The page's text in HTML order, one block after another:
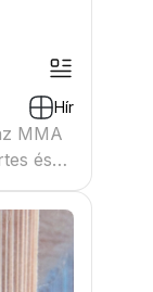
Hír
MMA
és